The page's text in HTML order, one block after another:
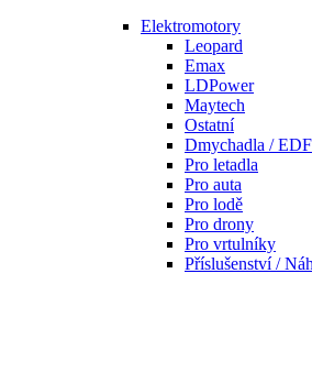
Elektromotory
Leopard
Emax
LDPower
Maytech
Ostatní
Dmychadla / EDF
Pro letadla
Pro auta
Pro lodě
Pro drony
Pro vrtulníky
Příslušenství /